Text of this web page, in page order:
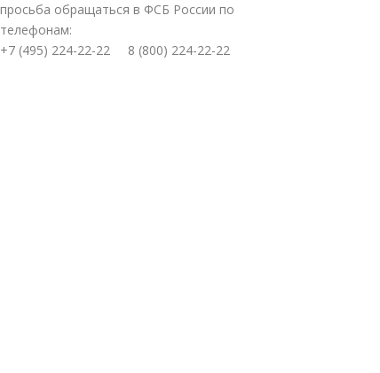
просьба обращаться в ФСБ России по
телефонам:
+7 (495) 224-22-22 8 (800) 224-22-22